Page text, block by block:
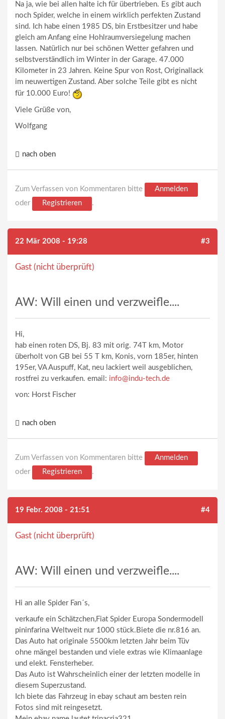
Na ja, wie bei allen halte ich für übertrieben. Es gibt auch
noch Spider, welche in einem wirklich perfekten Zustand
sind. Ich habe einen 1985 DS, bin Erstbesitzer und habe
gleich am Anfang eine Hohlraumversiegelung machen
lassen. Natürlich nur bei schönen Wetter gefahren und
selbstverständlich im Winter in der Garage. 47.000
Kilometer in 23 Jahren. Keine Spur von Rost, Originallack
im neuwertigen Zustand. Aber solche Teile gibt es nicht
für 10.000 Euro!
Viele Grüße von,
Wolfgang
nach oben
Zum Verfassen von Kommentaren bitte
Anmelden
oder
Registrieren .
22 Mär 2008 - 19:28 #3
Gast (nicht überprüft)
AW: Will einen und verzweifle....
Hi,
hab einen roten DS, Bj. 83 mit orig. 74T km, Motor
überholt von GB bei 55 T km, Konis, vorn 185er, hinten
195er, VA Auspuff, Kat, neu lackiert weil ausgeblichen,
rostfrei zu verkaufen. email: info@indu-tech.de
von: Horst Fischer
nach oben
Zum Verfassen von Kommentaren bitte
Anmelden
oder
Registrieren .
19 Febr. 2008 - 21:51 #4
Gast (nicht überprüft)
AW: Will einen und verzweifle....
Hi an alle Spider Fan´s,
verkaufe ein Schätzchen,Fiat Spider Europa Sondermodell
pininfarina Weltweit nur 1000 stück.Biete die nr.816 an.
Das Auto hat originale 5500km letzten Jahr beim Tüv
ohne mängel bestanden und viele extras wie Klimaanlage
und elekt. Fensterheber.
Das Auto ist Wahrscheinlich einer der letzten modelle in
diesem Superzustand.
Ich biete das Fahrzeug in ebay schaut am besten rein
Fotos sind mit reingesetzt.